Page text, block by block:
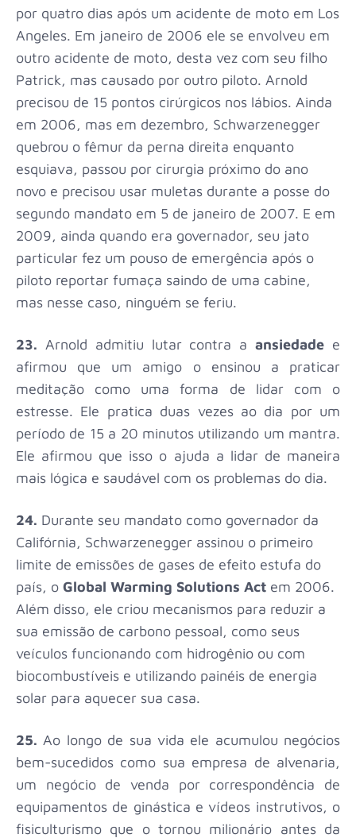
por quatro dias após um acidente de moto em Los
Angeles. Em janeiro de 2006 ele se envolveu em
outro acidente de moto, desta vez com seu filho
Patrick, mas causado por outro piloto. Arnold
precisou de 15 pontos cirúrgicos nos lábios. Ainda
em 2006, mas em dezembro, Schwarzenegger
quebrou o fêmur da perna direita enquanto
esquiava, passou por cirurgia próximo do ano
novo e precisou usar muletas durante a posse do
segundo mandato em 5 de janeiro de 2007. E em
2009, ainda quando era governador, seu jato
particular fez um pouso de emergência após o
piloto reportar fumaça saindo de uma cabine,
mas nesse caso, ninguém se feriu.
23. Arnold admitiu lutar contra aansiedade e
afirmou que um amigo o ensinou a praticar
meditação como uma forma de lidar com o
estresse. Ele pratica duas vezes ao dia por um
período de 15 a 20 minutos utilizando um mantra.
Ele afirmou que isso o ajuda a lidar de maneira
mais lógica e saudável com os problemas do dia.
24. Durante seu mandato como governador da
Califórnia, Schwarzenegger assinou o primeiro
limite de emissões de gases de efeito estufa do
país, o Global Warming Solutions Act em 2006.
Além disso, ele criou mecanismos para reduzir a
sua emissão de carbono pessoal, como seus
veículos funcionando com hidrogênio ou com
biocombustíveis e utilizando painéis de energia
solar para aquecer sua casa.
25. Ao longo de sua vida ele acumulou negócios
bem-sucedidos como sua empresa de alvenaria,
um negócio de venda por correspondência de
equipamentos de ginástica e vídeos instrutivos, o
fisiculturismo que o tornou milionário antes da